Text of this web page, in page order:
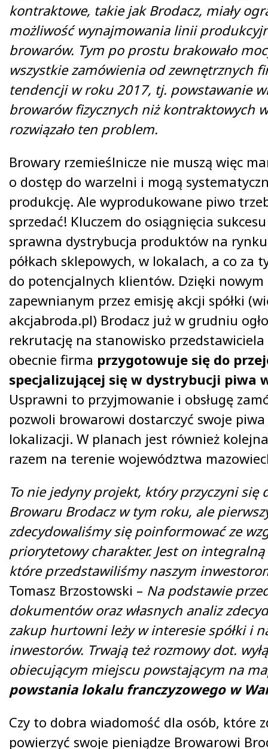
kontraktowe, takie jak Brodacz, miały
możliwość wynajmowania linii
browarów. Tym po prostu brakowało
wszystkie zamówienia od zewnętrznych
tendencji w roku 2017, tj. powstawanie
browarów fizycznych niż kontraktowych
rozwiązało ten problem.
Browary rzemieślnicze nie muszą więc
o dostęp do warzelni i mogą
produkcję. Ale wyprodukowane piwo
sprzedać! Kluczem do osiągnięcia
sprawna dystrybucja produktów na
półkach sklepowych, w lokalach, a co za
do potencjalnych klientów. Dzięki
zapewnianym przez emisję akcji spółki
akcjabroda.pl) Brodacz już w grudniu
rekrutację na stanowisko
obecnie firma przygotowuje się do
specjalizującej się w dystrybucji piwa
Usprawni to przyjmowanie i obsługę
pozwoli browarowi dostarczyć swoje
lokalizacji. W planach jest również
razem na terenie województwa
To nie jedyny projekt, który przyczyni się
Browaru Brodacz w tym roku, ale
zdecydowaliśmy się poinformować ze
priorytetowy charakter. Jest on
które przedstawiliśmy naszym
Tomasz Brzostowski – Na podstawie
dokumentów oraz własnych analiz
zakup hurtowni leży w interesie spółki i
inwestorów. Trwają też rozmowy dot.
obiecującym miejscu powstającym na
powstania lokalu franczyzowego w
Czy to dobra wiadomość dla osób, które
powierzyć swoje pieniądze Browarowi